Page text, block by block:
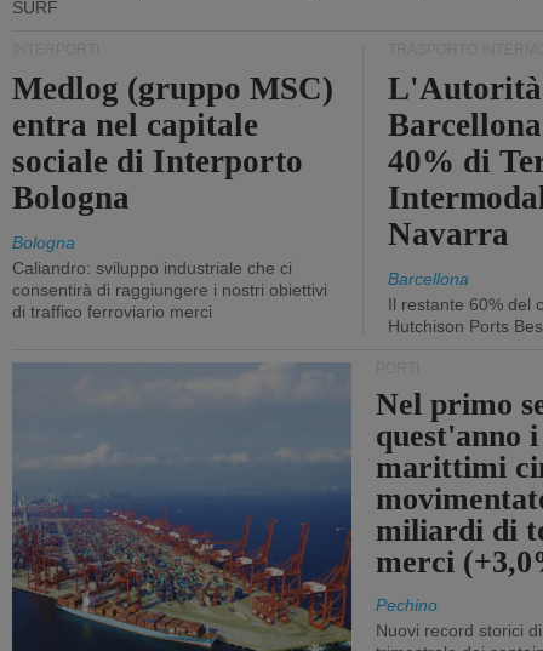
SURF
Medlog (gruppo MSC)
entra nel capitale
sociale di Interporto
Bologna
Bologna
Caliandro: sviluppo industriale che ci
consentirà di raggiungere i nostri obiettivi
di traffico ferroviario merci
40% di
Navarra
Barcellona
Il restante 60% del
Hutchison Ports
Nel primo
quest'anno
marittimi
miliardi di
merci
Pechino
Nuovi record storici